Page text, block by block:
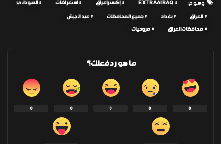
وسوم: EXTRAAIRAQ إكسترا عراق استعراضات السوداني
العراق بغداد جميع المحافظات عيد الجيش
محافظات العراق مروحيات
ما هو رد فعلك؟
0
0
0
0
0